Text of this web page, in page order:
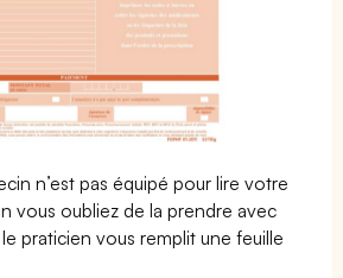
n’est pas équipé pour lire votre
vous oubliez de la prendre avec
praticien vous remplit une feuille